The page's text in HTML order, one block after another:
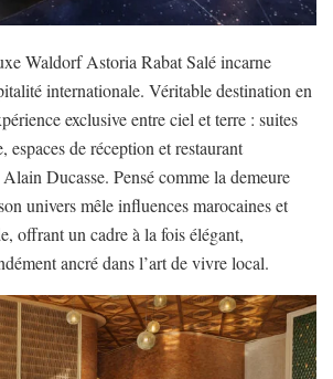
Waldorf Astoria Rabat Salé incarne
internationale. Véritable destination en
exclusive entre ciel et terre : suites
espaces de réception et restaurant
Ducasse. Pensé comme la demeure
univers mêle influences marocaines et
offrant un cadre à la fois élégant,
ancré dans l’art de vivre local.